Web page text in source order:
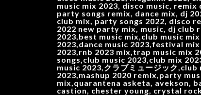
music mix 2023, disco music,
party songs remix, dance mix, dj
club mix, party songs 2022, disco
2022 new party mix, music, dj club
2023,best music mix,club music
2023,dance music 2023,festival
2023,rnb 2023 mix,trap music mix
songs,club music 2023,club mix
music 2023,クラブミュージック
2023,mashup 2020 remix,party
mix,quarantena asketa, avekson,
castion, chester young, crystal